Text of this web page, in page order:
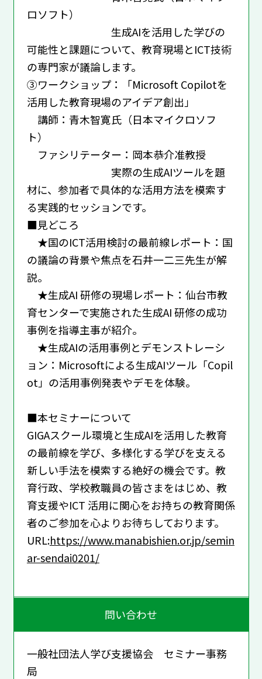
ロソフト）
⽣成AIを活⽤した学びの
可能性と課題について、教育現場とICT技術
の専⾨家が議論します。
③ワークショップ：「Microsoft Copilotを
活⽤した教育現場のアイデア創出」
講師：⻘⽊智寛⽒（⽇本マイクロソフ
ト）
ファシリテーター：岡本恭介准教授
実際の⽣成AIツールを題
材に、参加者で具体的な活⽤⽅法を模索す
る実践的セッションです。
■⾒どころ
★国のICT活⽤検討の最前線レポート：国
の議論の背景や焦点を⽯井⼀⼆三先⽣が解
説。
★⽣成AI 研修の現場レポート：仙台市教
育センターで実施された⽣成AI 研修の成功
事例を指導主事が紹介。
★⽣成AIの活⽤事例とデモンストレーシ
ョン：Microsoftによる⽣成AIツール「Copil
ot」の活⽤事例発表やデモを体験。
■本セミナーについて
GIGAスクール環境と⽣成AIを活⽤した教育
の最前線を学び、多様化する学びを⽀える
新しい⼿法を模索する絶好の機会です。教
育⾏政、学校教職員の皆さまをはじめ、教
育⽀援やICT 活⽤に関⼼をお持ちの教育関係
者のご参加を⼼よりお待ちしております。
URL:https://www.manabishien.or.jp/semin
ar-sendai0201/
問い合わせ
一般社団法人学び支援協会 セミナー事務
局